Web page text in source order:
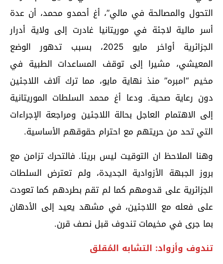
التحول والمصالحة في مالي”، أغ أحمدو محمد، أن عدة
أسر مالية لاجئة في موريتانيا غادرت إلى ولاية أدرار
الجزائرية أواخر مايو 2025، بسبب تدهور الوضع
المعيشي، مشيرا إلى توقف المساعدات الطبية في
مخيم “امبره” منذ نهاية مايو، مما ترك آلاف اللاجئين
دون رعاية صحية. ودعا أغ محمد السلطات الموريتانية
إلى الاهتمام العاجل بحالة اللاجئين ومراجعة الإجراءات
التي تحد من حريتهم مع احترام حقوقهم الأساسية.
وهنا الملاحظ ان التوقيت ليس بريئا. فالتحرك تزامن مع
بروز الجبهة الأزوادية الجديدة، ولم تعترض السلطات
الجزائرية على قدومهم كما لم تقم بطردهم كما تعودت
على فعله مع اللاجئين، في مشهد يعيد إلى الأدهان
بما جرى في مخيمات تندوف قبل نصف قرن.
تندوف وأزواد: التشابه المُقلق